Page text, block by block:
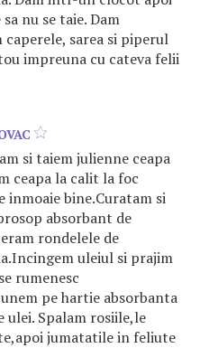
nu se taie. Dam
caperele, sarea si piperul
impreuna cu cateva felii
si taiem julienne ceapa
ceapa la calit la foc
inmoaie bine.Curatam si
absorbant de
rondelele de
uleiul si prajim
rumenesc
pe hartie absorbanta
ulei. Spalam rosiile,le
jumatatile in feliute